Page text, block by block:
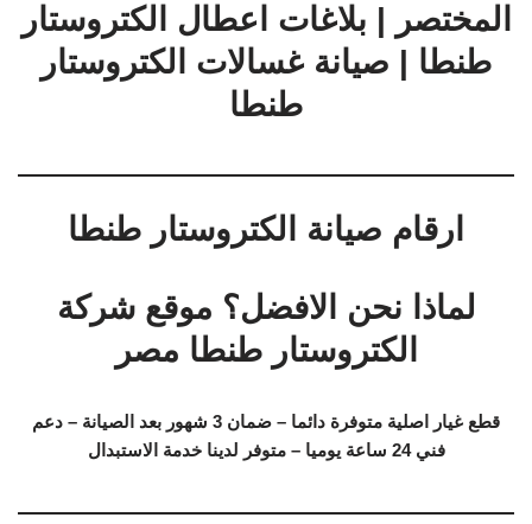
المختصر | بلاغات اعطال الكتروستار
طنطا | صيانة غسالات الكتروستار
طنطا
ارقام صيانة الكتروستار طنطا
لماذا نحن الافضل؟ موقع شركة
الكتروستار طنطا مصر
قطع غيار اصلية متوفرة دائما – ضمان 3 شهور بعد الصيانة – دعم
فني 24 ساعة يوميا – متوفر لدينا خدمة الاستبدال